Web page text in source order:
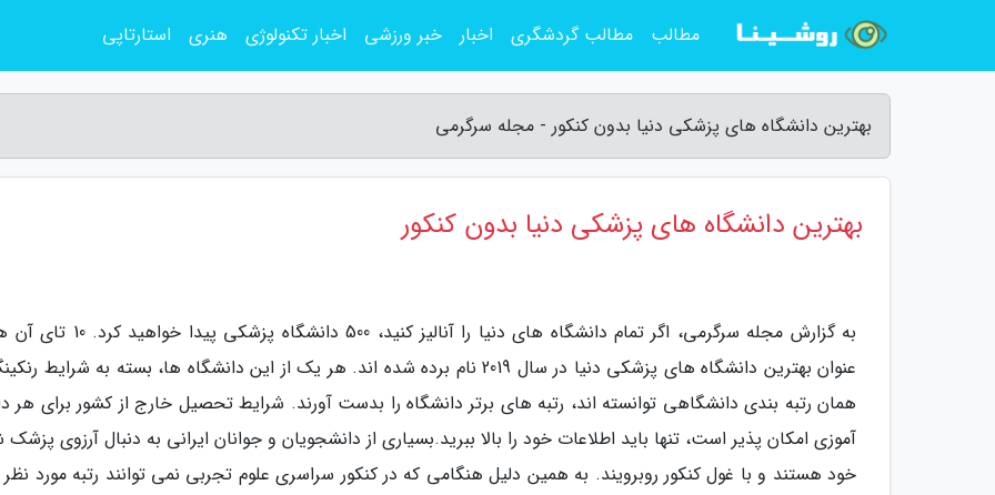
بهترین دانشگاه های پزشکی دنیا بدون کنکور - مجله سرگرمی
بهترین دانشگاه های پزشکی دنیا بدون کنکور
به گزارش مجله سرگرمی، اگر تمام دانشگاه های دنیا را آنالیز کنید، 500
عنوان بهترین دانشگاه های پزشکی دنیا در سال 2019 نام برده شده اند. هر یک از این دانشگاه ها، بسته به شرایط
همان رتبه بندی دانشگاهی توانسته اند، رتبه های برتر دانشگاه را بدست آورند. شرایط تحصیل خارج از کشور برای هر
آموزی امکان پذیر است، تنها باید اطلاعات خود را بالا ببرید.بسیاری از دانشجویان و جوانان ایرانی به دنبال آرزوی
خود هستند و با غول کنکور روبرویند. به همین دلیل هنگامی که در کنکور سراسری علوم تجربی نمی توانند رتبه مورد نظر
مطالب مطالب گردشگری اخبار خبر ورزشی اخبار تکنولوژی هنری استارتاپی